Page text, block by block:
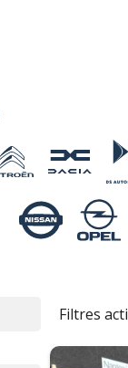
Filtres